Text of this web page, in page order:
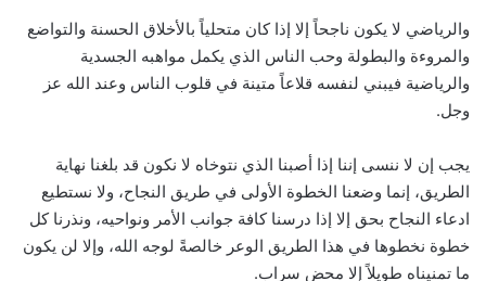
والرياضي لا يكون ناجحاً إلا إذا كان متحلياً بالأخلاق الحسنة والتواضع
والمروءة والبطولة وحب الناس الذي يكمل مواهبه الجسدية
والرياضية فيبني لنفسه قلاعاً متينة في قلوب الناس وعند الله عز
وجل.
يجب إن لا ننسى إننا إذا أصبنا الذي نتوخاه لا نكون قد بلغنا نهاية
الطريق، إنما وضعنا الخطوة الأولى في طريق النجاح، ولا نستطيع
ادعاء النجاح بحق إلا إذا درسنا كافة جوانب الأمر ونواحيه، ونذرنا كل
خطوة نخطوها في هذا الطريق الوعر خالصةً لوجه الله، وإلا لن يكون
ما تمنيناه طويلاً إلا محض سراب.